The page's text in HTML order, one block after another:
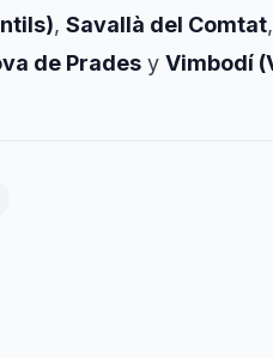
, Savallà del Comtat
de Prades y Vimbodí